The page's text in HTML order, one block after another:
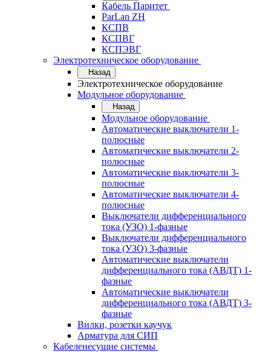
Кабель Паритет
ParLan ZH
КСПВ
КСПВГ
КСПЭВГ
Электротехническое оборудование
Назад
Электротехническое оборудование
Модульное оборудование
Назад
Модульное оборудование
Автоматические выключатели 1-
полюсные
Автоматические выключатели 2-
полюсные
Автоматические выключатели 3-
полюсные
Автоматические выключатели 4-
полюсные
Выключатели дифференциального
тока (УЗО) 1-фазные
Выключатели дифференциального
тока (УЗО) 3-фазные
Автоматические выключатели
дифференциального тока (АВДТ) 1-
фазные
Автоматические выключатели
дифференциального тока (АВДТ) 3-
фазные
Вилки, розетки каучук
Арматура для СИП
Кабеленесущие системы